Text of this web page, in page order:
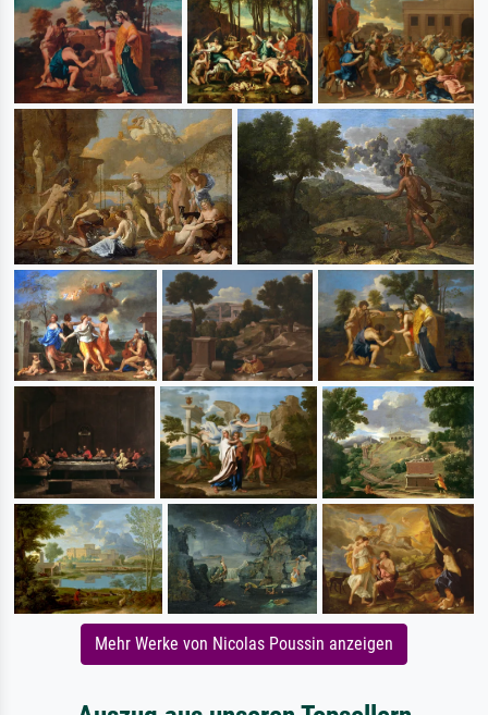
Mehr Werke von Nicolas Poussin anzeigen